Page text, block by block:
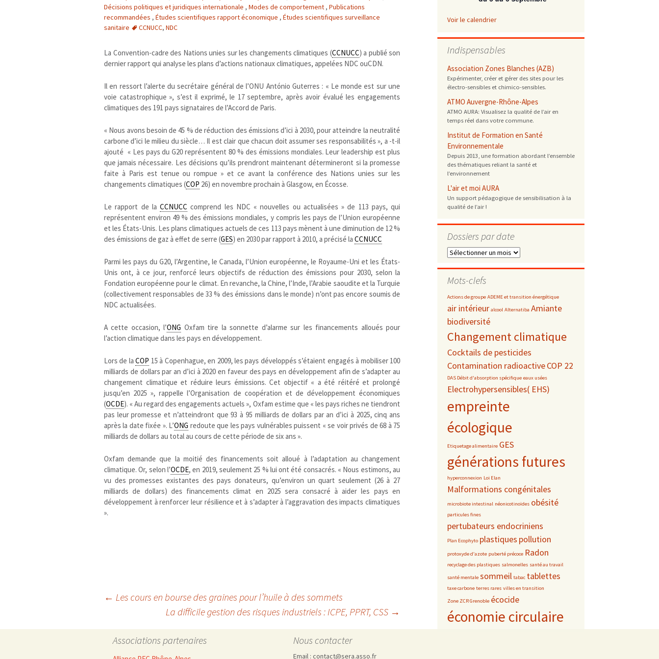
modes de conservation et de cuisson
Biodiversité
Contamination infectieuse
Contaminations chimiques
cancérigène / mutagène / reprotoxique
perturbateurs endocriniens
recyclage
Décisions politiques et juridiques
européenne
Eau
renouvelables / transition énergétique
Environnement numérique
Études scientifiques
épidémiologique
rapport économique
surveillance sanitaire
Jurisprudence
Logement
Modes de comportement
Petite enfance
Pharmacovigilance, produits et
dispositifs de santé, vaccins
Population à risque
adolescents
exposition professionnelle
femmes enceintes / enfants
Personnes agées
Rayonnements
ionisants
non ionisants, ondes
électromagnétiques (THT, téléphonie
mobile, WIFI, Linky, …)
réglementaire
Santé publique
Technologies
nanotechnologies
Transports
Vie sociale
Décisions politiques et juridiques internationale , Modes de comportement , Publications
recommandées , Études scientifiques rapport économique , Études scientifiques surveillance
sanitaire
CCNUCC, NDC
La Convention-cadre des Nations unies sur les changements climatiques (CCNUCC) a publié son
dernier rapport qui analyse les plans d’actions nationaux climatiques, appelées NDC ouCDN.
Il en ressort l’alerte du secrétaire général de l’ONU António Guterres : « Le monde est sur une
voie catastrophique », s’est il exprimé, le 17 septembre, après avoir évalué les engagements
climatiques des 191 pays signataires de l’Accord de Paris.
« Nous avons besoin de 45 % de réduction des émissions d’ici à 2030, pour atteindre la neutralité
carbone d’ici le milieu du siècle… Il est clair que chacun doit assumer ses responsabilités », a -t-il
ajouté « Les pays du G20 représentent 80 % des émissions mondiales. Leur leadership est plus
que jamais nécessaire. Les décisions qu’ils prendront maintenant détermineront si la promesse
faite à Paris est tenue ou rompue » et ce avant la conférence des Nations unies sur les
changements climatiques (COP 26) en novembre prochain à Glasgow, en Écosse.
Le rapport de la CCNUCC comprend les NDC « nouvelles ou actualisées » de 113 pays, qui
représentent environ 49 % des émissions mondiales, y compris les pays de l’Union européenne
et les États-Unis. Les plans climatiques actuels de ces 113 pays mènent à une diminution de 12 %
des émissions de gaz à effet de serre (GES) en 2030 par rapport à 2010, a précisé la CCNUCC
Parmi les pays du G20, l’Argentine, le Canada, l’Union européenne, le Royaume-Uni et les États-
Unis ont, à ce jour, renforcé leurs objectifs de réduction des émissions pour 2030, selon la
Fondation européenne pour le climat. En revanche, la Chine, l’Inde, l’Arabie saoudite et la Turquie
(collectivement responsables de 33 % des émissions dans le monde) n’ont pas encore soumis de
NDC actualisées.
A cette occasion, l’ONG Oxfam tire la sonnette d’alarme sur les financements alloués pour
l’action climatique dans les pays en développement.
Lors de laCOP 15 à Copenhague, en 2009, les pays développés s’étaient engagés à mobiliser 100
milliards de dollars par an d’ici à 2020 en faveur des pays en développement afin de s’adapter au
changement climatique et réduire leurs émissions. Cet objectif « a été réitéré et prolongé
jusqu’en 2025 », rappelle l’Organisation de coopération et de développement économiques
(OCDE). « Au regard des engagements actuels », Oxfam estime que « les pays riches ne tiendront
pas leur promesse et n’atteindront que 93 à 95 milliards de dollars par an d’ici à 2025, cinq ans
après la date fixée ». L’ONG redoute que les pays vulnérables puissent « se voir privés de 68 à 75
milliards de dollars au total au cours de cette période de six ans ».
Oxfam demande que la moitié des financements soit alloué à l’adaptation au changement
climatique. Or, selon l’OCDE, en 2019, seulement 25 % lui ont été consacrés. « Nous estimons, au
vu des promesses existantes des pays donateurs, qu’environ un quart seulement (26 à 27
milliards de dollars) des financements climat en 2025 sera consacré à aider les pays en
développement à renforcer leur résilience et à s’adapter à l’aggravation des impacts climatiques
».
Navigation
des
← Les cours en bourse des graines pour l’huile à des sommets
La difficile gestion des risques industriels : ICPE, PPRT, CSS →
Voir le calendrier
Indispensables
Association Zones Blanches (AZB)
Expérimenter, créer et gérer des sites pour les
électro-sensibles et chimico-sensibles.
ATMO Auvergne-Rhône-Alpes
ATMO AURA: Visualisez la qualité de l’air en
temps réel dans votre commune.
Institut de Formation en Santé
Environnementale
Depuis 2013, une formation abordant l’ensemble
des thématiques reliant la santé et
l’environnement
L'air et moi AURA
Un support pédagogique de sensibilisation à la
qualité de l’air !
Dossiers par date
Dossiers
date
Mots-clefs
Actions de groupe ADEME et transition énergétique
air intérieur alcool Alternatiba Amiante
biodiversité
Changement climatique
Cocktails de pesticides
Contamination radioactiveCOP 22
DAS Débit d'absorption spécifique eaux usées
Electrohypersensibles( EHS)
empreinte
écologique
Etiquetage alimentaire GES
générations futures
hyperconnexion Loi Elan
Malformations congénitales
microbiote intestinal néonicotinoïdes obésité
particules fines
pertubateurs endocriniens
Plan Ecophyto plastiques pollution
protoxyde d'azote puberté précoce Radon
recyclage des plastiques salmonelles santé au travail
santé mentale sommeil tabac tablettes
taxe carbone terres rares villes en transition
Zone ZCR Grenoble écocide
économie circulaire
Associations partenaires Nous contacter
Email : contact@sera.asso.fr